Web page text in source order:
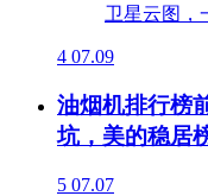
4 07.09
油烟机排行榜
坑，美的稳居
5 07.07